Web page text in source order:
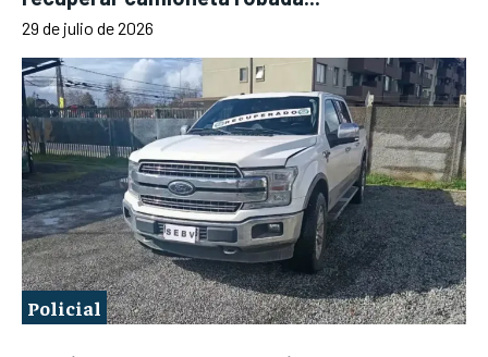
29 de julio de 2026
Policial